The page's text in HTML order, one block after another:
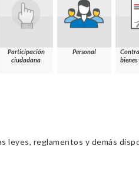
Participación
ciudadana
Personal
bienes
reglamentos y demás